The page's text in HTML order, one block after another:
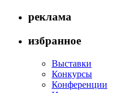
реклама
избранное
Выставки
Конкурсы
Конференции